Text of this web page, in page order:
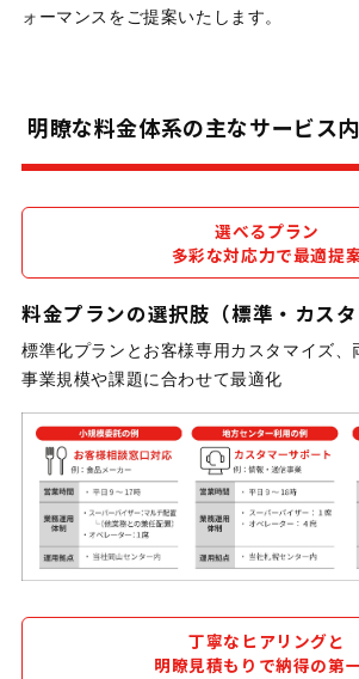
ォーマンスをご提案いたします。
明瞭な料金体系の主なサービス
選べるプラン
多彩な対応力で最適提
料金プランの選択肢（標準・カスタ
標準化プランとお客様専用カスタマイズ、
事業規模や課題に合わせて最適化
丁寧なヒアリングと
明瞭見積もりで納得の第